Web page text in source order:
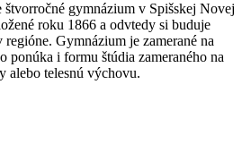
gymnázium v Spišskej Novej
roku 1866 a odvtedy si buduje
Gymnázium je zamerané na
ponúka i formu štúdia zameraného na
alebo telesnú výchovu.